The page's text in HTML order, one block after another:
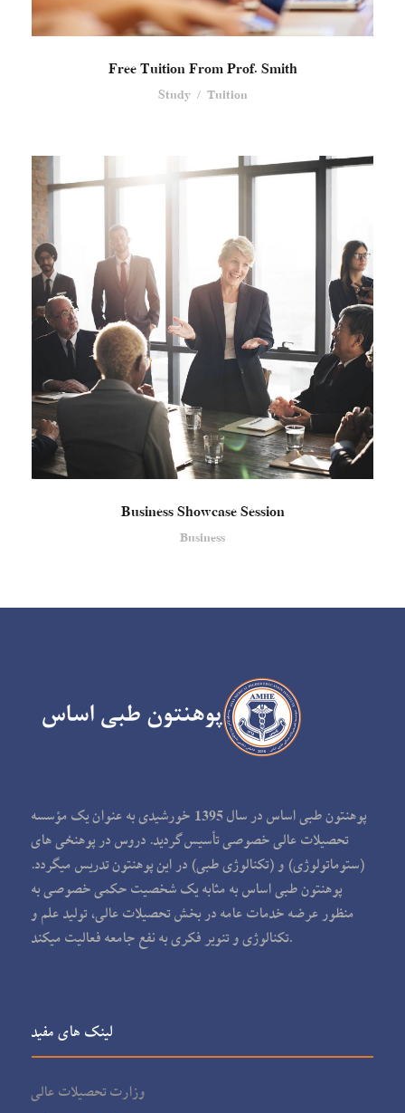
Free Tuition From Prof. Smith
Study / Tuition
Business Showcase Session
Business
پوهنتون طبی اساس در سال 1395 خورشیدی به عنوان یک مؤسسه
تحصیلات عالی خصوصی تأسیس گردید. دروس در پوهنځی های
(ستوماتولوژی) و (تکنالوژی طبی) در این پوهنتون تدریس می‏گردد.
پوهنتون طبی اساس به مثابه یک شخصیت حکمی خصوصی به
منظور عرضه خدمات عامه در بخش تحصیلات عالی، تولید علم و
تکنالوژی و تنویر فکری به نفع جامعه فعالیت می‏کند.
لینک های مفید
وزارت تحصیلات عالی